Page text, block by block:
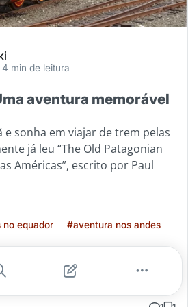
4 min de leitura
aventura memorável
e sonha em viajar de trem pelas
já leu “The Old Patagonian
Américas”, escrito por Paul
no equador
#aventura nos andes